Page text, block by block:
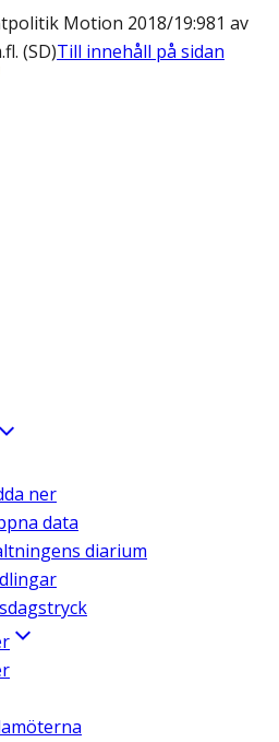
Motion 2018/19:981 av
(SD)Till innehåll på sidan
ner
data
diarium